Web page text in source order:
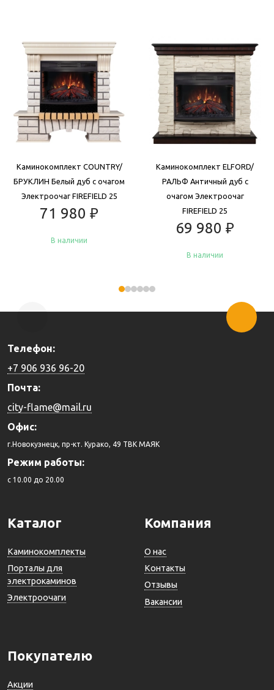
Каминокомплект COUNTRY/
БРУКЛИН Белый дуб с очагом
Электроочаг FIREFIELD 25
71 980 ₽
В наличии
Каминокомплект ELFORD/
РАЛЬФ Античный дуб с
очагом Электроочаг
FIREFIELD 25
69 980 ₽
В наличии
Телефон:
+7 906 936 96-20
Почта:
city-flame@mail.ru
Офис:
г.Новокузнецк, пр-кт. Курако, 49 ТВК МАЯК
Режим работы:
c 10.00 до 20.00
Каталог
Каминокомплекты
Порталы для
электрокаминов
Электроочаги
Компания
О нас
Контакты
Отзывы
Вакансии
Покупателю
Акции